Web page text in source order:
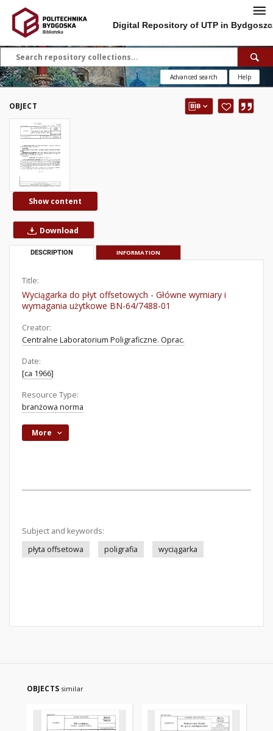
Digital Repository of UTP in
Advanced search Help
OBJECT
Show content
Download
DESCRIPTION INFORMATION
Title:
Wyciągarka do płyt offsetowych - Główne wymiary i
wymagania użytkowe BN-64/7488-01
Creator:
Centralne Laboratorium Poligraficzne. Oprac.
Date:
[ca 1966]
Resource Type:
branżowa norma
More
Subject and keywords:
płyta offsetowa
poligrafia wyciągarka
OBJECTS similar